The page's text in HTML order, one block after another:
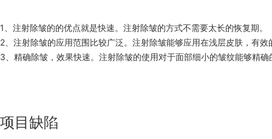
1、注射除皱的的优点就是快速。注射除皱的方式不需要太长的恢复期。
2、注射除皱的应用范围比较广泛。注射除皱能够应用在浅层皮肤，有
3、精确除皱，效果快速。注射除皱的使用对于面部细小的皱纹能够精
项目缺陷